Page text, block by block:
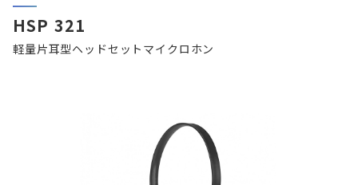
導入事例
HSP 321
軽量片耳型ヘッドセットマイクロホン